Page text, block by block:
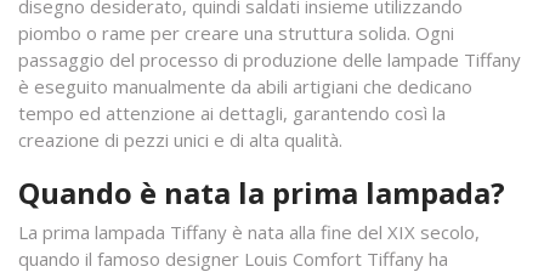
disegno desiderato, quindi saldati insieme utilizzando
piombo o rame per creare una struttura solida. Ogni
passaggio del processo di produzione delle lampade Tiffany
è eseguito manualmente da abili artigiani che dedicano
tempo ed attenzione ai dettagli, garantendo così la
creazione di pezzi unici e di alta qualità.
Quando è nata la prima lampada?
La prima lampada Tiffany è nata alla fine del XIX secolo,
quando il famoso designer Louis Comfort Tiffany ha